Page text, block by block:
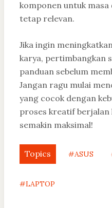
komponen untuk
tetap relevan.
Jika ingin
karya, pertimbangkan
panduan sebelum
Jangan ragu mulai
yang cocok dengan
proses kreatif berjalan
semakin maksimal!
Topics #ASUS
#LAPTOP